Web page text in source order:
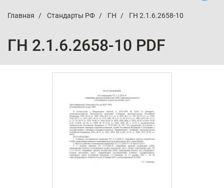
Главная Стандарты РФ ГН ГН 2.1.6.2658-10
ГН 2.1.6.2658-10 PDF